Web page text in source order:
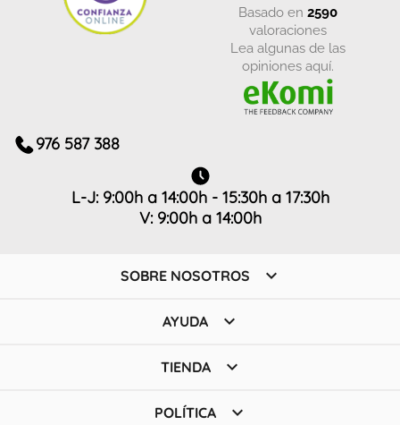
basado en 2590
valoraciones
Lea algunas de las
opiniones aquí.
976 587 388
L-J: 9:00h a 14:00h - 15:30h a 17:30h
V: 9:00h a 14:00h
SOBRE NOSOTROS 
AYUDA 
TIENDA 
POLÍTICA 